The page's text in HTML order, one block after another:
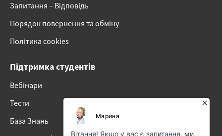
Запитання – Відповідь
Порядок повернення та обміну
Політика cookies
Підтримка студентів
Вебінари
Тести
База Знань